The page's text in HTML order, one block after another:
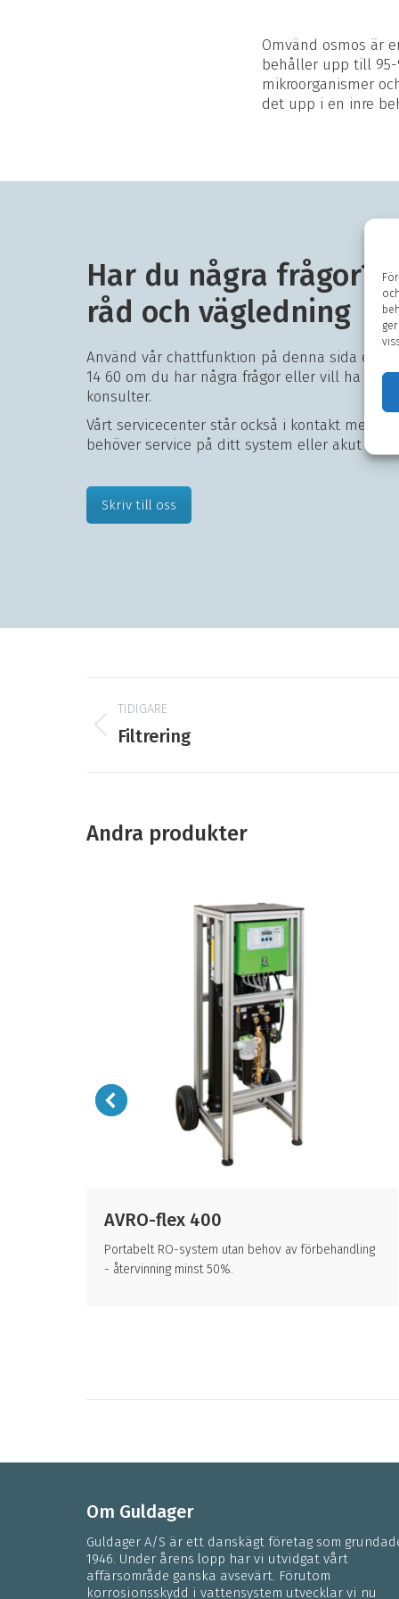
Omvänd osmos är
behåller upp till
mikroorganismer
det upp i en inre
Har du några frågor?
råd och vägledning
Använd vår chattfunktion på denna sida eller
14 60 om du har några frågor eller vill ha ett
konsulter.
Vårt servicecenter står också i kontakt med
behöver service på ditt system eller akut
Skriv till oss
Projektnavigering
TIDIGARE
Tidigare
Filtrering
Andra produkter
AVRO-flex 400
Portabelt RO-system utan behov av förbehandling
- återvinning minst 50%.
Om Guldager
Guldager A/S är ett danskägt företag som
1946. Under årens lopp har vi utvidgat vårt
affärsområde ganska avsevärt. Förutom
korrosionsskydd i vattensystem utvecklar vi nu